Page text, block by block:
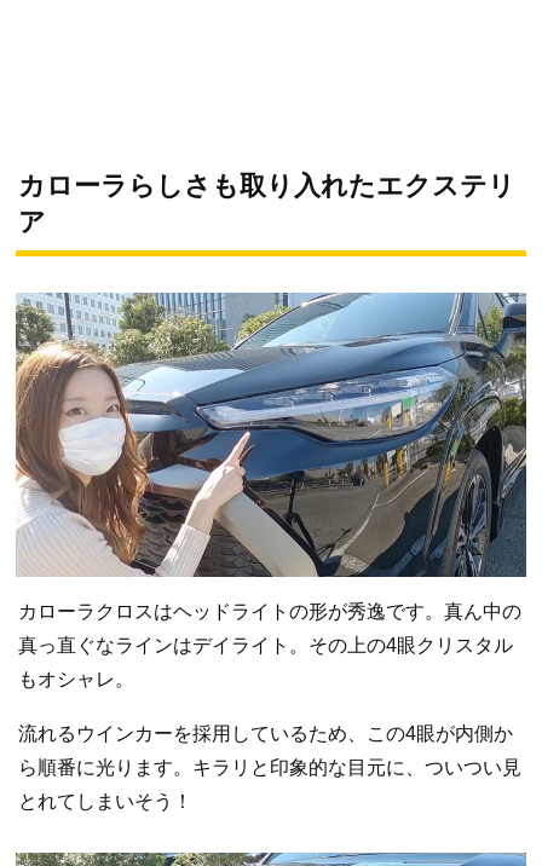
カローラらしさも取り入れたエクステリ
ア
カローラクロスはヘッドライトの形が秀逸です。真ん中の
真っ直ぐなラインはデイライト。その上の4眼クリスタル
もオシャレ。
流れるウインカーを採用しているため、この4眼が内側か
ら順番に光ります。キラリと印象的な目元に、ついつい見
とれてしまいそう！